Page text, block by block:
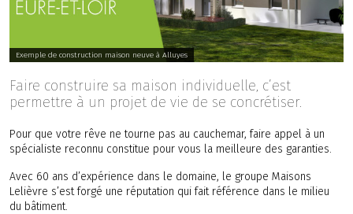
Exemple de construction maison neuve à Alluyes
Faire construire sa maison individuelle, c’est
permettre à un projet de vie de se concrétiser.
Pour que votre rêve ne tourne pas au cauchemar, faire appel à un
spécialiste reconnu constitue pour vous la meilleure des garanties.
Avec 60 ans d’expérience dans le domaine, le groupe Maisons
Lelièvre s’est forgé une réputation qui fait référence dans le milieu
du bâtiment.